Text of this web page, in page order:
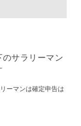
サラリーマン
ーマンは確定申告は